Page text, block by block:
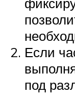
Если
под